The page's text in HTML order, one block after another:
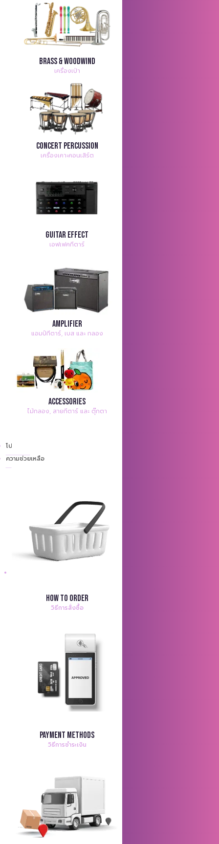
Brass & Woodwind
เครื่องเป่า
Concert Percussion
เครื่องเคาะคอนเสิร์ต
Guitar Effect
เอฟเฟคกีตาร์
Amplifier
แอมป์กีตาร์, เบส และ กลอง
Accessories
ไม้กลอง, สายกีตาร์ และ ตุ๊กตา
โปรโมชั่น
ความช่วยเหลือ
How to order
วิธีการสั่งซื้อ
Payment Methods
วิธีการชำระเงิน